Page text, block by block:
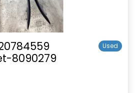
8090279
Used